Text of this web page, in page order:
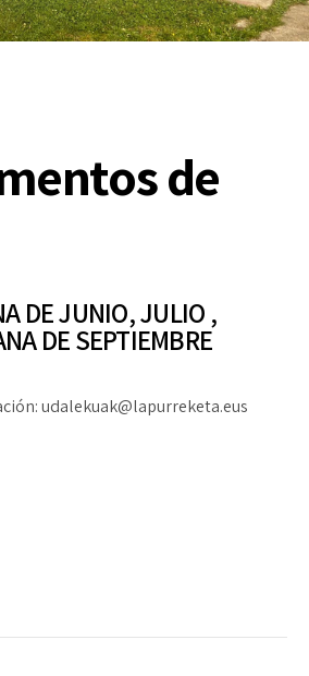
de
DE JUNIO, JULIO ,
DE SEPTIEMBRE
udalekuak@lapurreketa.eus